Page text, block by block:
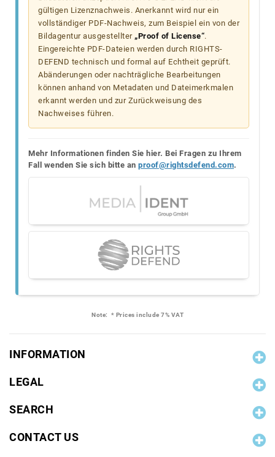
gültigen Lizenznachweis. Anerkannt wird nur ein
vollständiger PDF-Nachweis, zum Beispiel ein von der
Bildagentur ausgestellter „Proof of License“.
Eingereichte PDF-Dateien werden durch RIGHTS-
DEFEND technisch und formal auf Echtheit geprüft.
Abänderungen oder nachträgliche Bearbeitungen
können anhand von Metadaten und Dateimerkmalen
erkannt werden und zur Zurückweisung des
Nachweises führen.
Mehr Informationen finden Sie hier. Bei Fragen zu Ihrem
Fall wenden Sie sich bitte an proof@rightsdefend.com.
Note: * Prices include 7% VAT
INFORMATION
LEGAL
SEARCH
CONTACT US